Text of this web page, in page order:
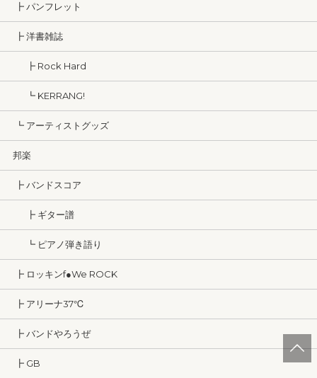
┣ パンフレット
┣ 洋書雑誌
┣ Rock Hard
┗ KERRANG!
┗ アーティストグッズ
邦楽
┣ バンドスコア
┣ ギター譜
┗ ピアノ弾き語り
┣ ロッキンf●We ROCK
┣ アリーナ37℃
┣ バンドやろうぜ
┣ GB